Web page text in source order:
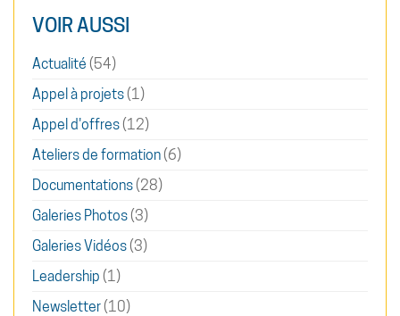
VOIR AUSSI
Actualité (54)
Appel à projets(1)
Appel d'offres(12)
Ateliers de formation(6)
Documentations(28)
Galeries Photos(3)
Galeries Vidéos(3)
Leadership (1)
Newsletter(10)